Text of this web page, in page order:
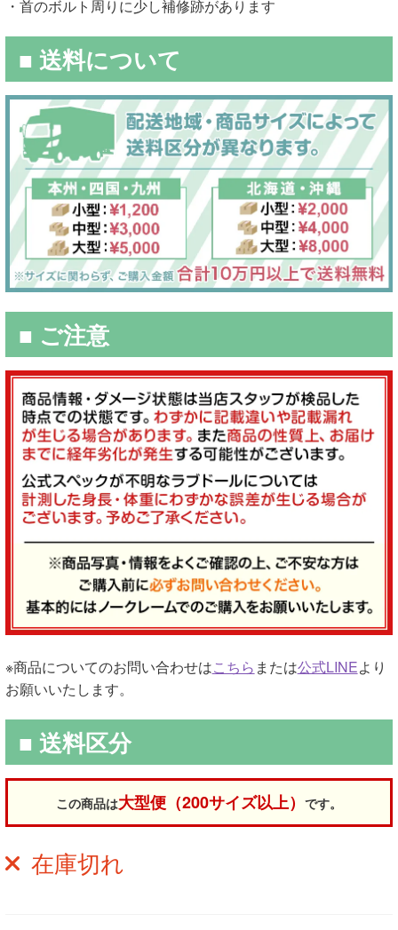
・首のボルト周りに少し補修跡があります
■ 送料について
■ ご注意
※商品についてのお問い合わせはこちら または公式LINEより
お願いいたします。
■ 送料区分
この商品は大型便（200サイズ以上） です。
在庫切れ